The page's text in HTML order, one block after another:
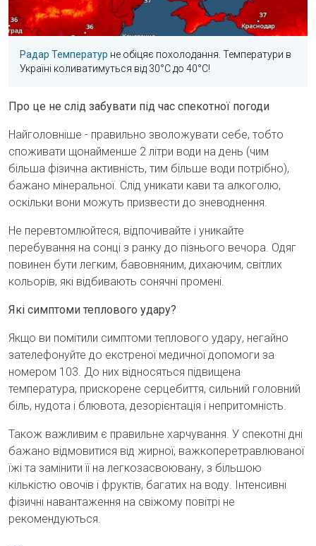
Радар Температур не обіцяє похолодання. Температури в
Україні коливатимуться від 30°C до 40°C!
Про це не слід забувати під час спекотної погоди
Найголовніше - правильно зволожувати себе, тобто
споживати щонайменше 2 літри води на день (чим
більша фізична активність, тим більше води потрібно),
бажано мінеральної. Слід уникати кави та алкоголю,
оскільки вони можуть призвести до зневоднення.
Не перевтомлюйтеся, відпочивайте і уникайте
перебування на сонці з ранку до пізнього вечора. Одяг
повинен бути легким, бавовняним, дихаючим, світлих
кольорів, які відбивають сонячні промені.
Які симптоми теплового удару?
Якщо ви помітили симптоми теплового удару, негайно
зателефонуйте до екстреної медичної допомоги за
номером 103. До них відносяться підвищена
температура, прискорене серцебиття, сильний головний
біль, нудота і блювота, дезорієнтація і непритомність.
Також важливим є правильне харчування. У спекотні дні
бажано відмовитися від жирної, важкоперетравлюваної
їжі та замінити її на легкозасвоювану, з більшою
кількістю овочів і фруктів, багатих на воду. Інтенсивні
фізичні навантаження на свіжому повітрі не
рекомендуються.